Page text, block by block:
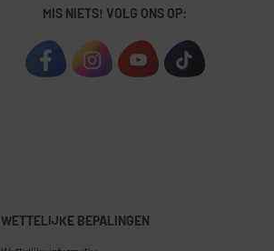
MIS NIETS! VOLG ONS OP:
WETTELIJKE BEPALINGEN